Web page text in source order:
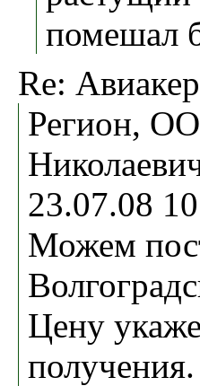
помешал
Re:
Регион,
23.07.08
Можем
Цену
получения.